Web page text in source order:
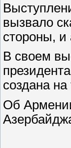
вызвало
стороны, и
В своем
создана
Об